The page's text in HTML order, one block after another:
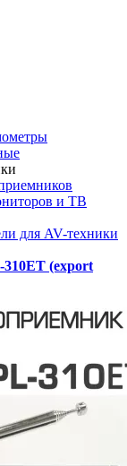
и ТВ
для AV-техники
310ET (export